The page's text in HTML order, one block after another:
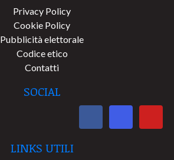
Privacy Policy
Cookie Policy
Pubblicità elettorale
Codice etico
Contatti
SOCIAL
LINKS UTILI